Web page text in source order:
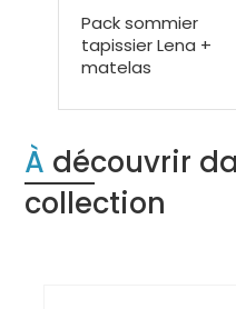
Pack sommier
tapissier Lena +
matelas
À découvrir dans la même
collection